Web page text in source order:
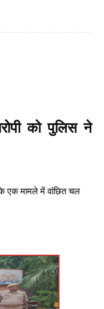
को पुलिस ने
एक मामले में वांछित चल